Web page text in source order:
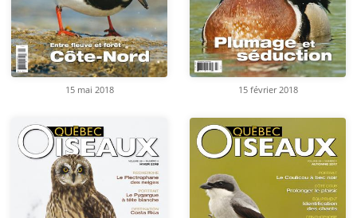
15 mai 2018 15 février 2018